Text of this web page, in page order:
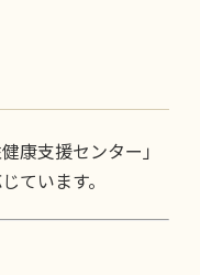
康支援センター」
ています。